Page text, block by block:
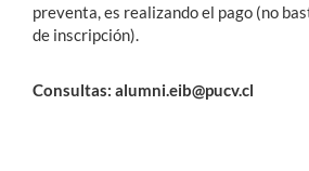
preventa, es realizando el pago (no
de inscripción).
Consultas: alumni.eib@pucv.cl